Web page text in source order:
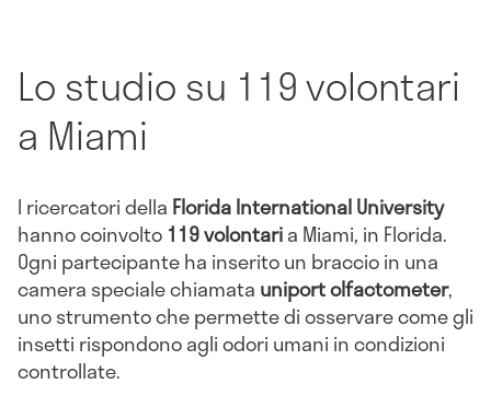
Lo studio su 119 volontari
a Miami
I ricercatori della Florida International University
hanno coinvolto 119 volontaria Miami, in Florida.
Ogni partecipante ha inserito un braccio in una
camera speciale chiamata uniport olfactometer,
uno strumento che permette di osservare come gli
insetti rispondono agli odori umani in condizioni
controllate.